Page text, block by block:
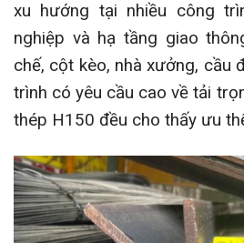
xu hướng tại nhiều công
nghiệp và hạ tầng giao
chế, cột kèo, nhà xưởng, cầu
trình có yêu cầu cao về tải
thép H150 đều cho thấy ưu